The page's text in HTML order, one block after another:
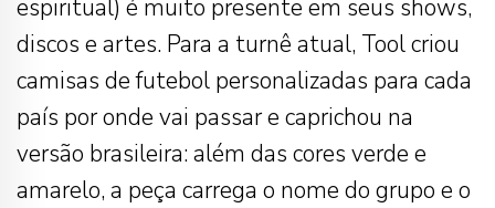
espiritual) é muito presente em seus shows,
discos e artes. Para a turnê atual, Tool criou
camisas de futebol personalizadas para cada
país por onde vai passar e caprichou na
versão brasileira: além das cores verde e
amarelo, a peça carrega o nome do grupo e o